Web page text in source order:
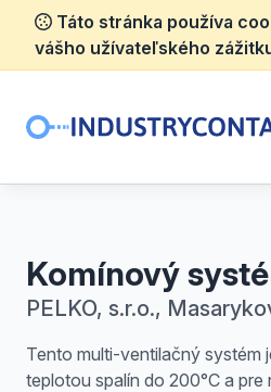
Táto stránka používa
vášho užívateľského
Komínový
PELKO, s.r.o.,
Tento multi-ventilačný systém
teplotou spalín do 200°C a